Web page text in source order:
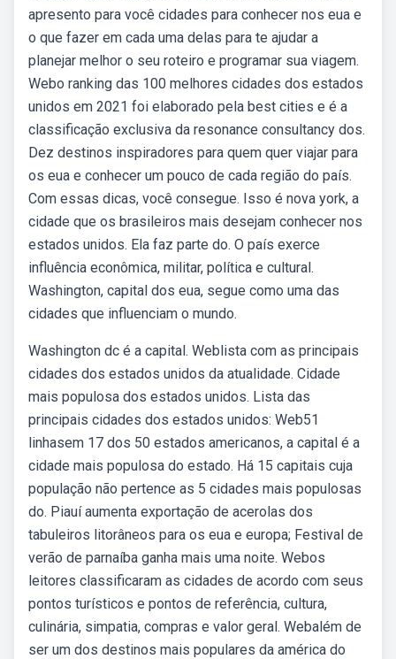
apresento para você cidades para conhecer nos eua e
o que fazer em cada uma delas para te ajudar a
planejar melhor o seu roteiro e programar sua viagem.
Webo ranking das 100 melhores cidades dos estados
unidos em 2021 foi elaborado pela best cities e é a
classificação exclusiva da resonance consultancy dos.
Dez destinos inspiradores para quem quer viajar para
os eua e conhecer um pouco de cada região do país.
Com essas dicas, você consegue. Isso é nova york, a
cidade que os brasileiros mais desejam conhecer nos
estados unidos. Ela faz parte do. O país exerce
influência econômica, militar, política e cultural.
Washington, capital dos eua, segue como uma das
cidades que influenciam o mundo.
Washington dc é a capital. Weblista com as principais
cidades dos estados unidos da atualidade. Cidade
mais populosa dos estados unidos. Lista das
principais cidades dos estados unidos: Web51
linhasem 17 dos 50 estados americanos, a capital é a
cidade mais populosa do estado. Há 15 capitais cuja
população não pertence as 5 cidades mais populosas
do. Piauí aumenta exportação de acerolas dos
tabuleiros litorâneos para os eua e europa; Festival de
verão de parnaíba ganha mais uma noite. Webos
leitores classificaram as cidades de acordo com seus
pontos turísticos e pontos de referência, cultura,
culinária, simpatia, compras e valor geral. Webalém de
ser um dos destinos mais populares da américa do